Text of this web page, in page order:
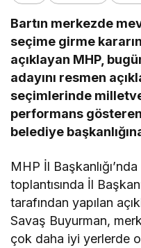
Bartın merkezde
seçime girme
açıklayan MHP,
adayını resmen
seçimlerinde
performans
belediye
MHP İl
toplantısında İl
tarafından yapılan
Savaş Buyurman,
çok daha iyi yerlerde